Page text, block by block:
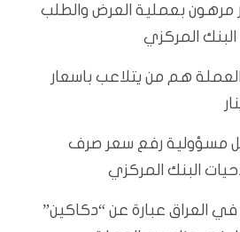
مرهون بعملية العرض والطلب
المركزي
هم من يتلاعب باسعار
مسؤولية رفع سعر صرف
البنك المركزي
العراق عبارة عن “دكاكين”